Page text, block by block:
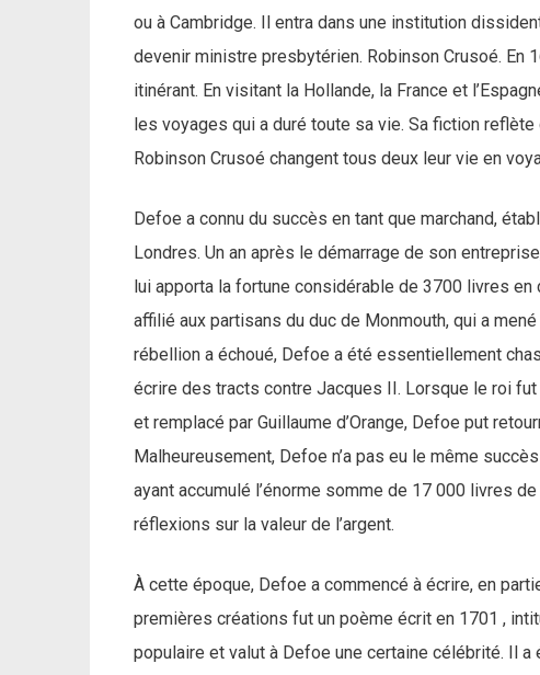
ou à Cambridge. Il entra dans une institution
devenir ministre presbytérien. Robinson Crusoé. En
itinérant. En visitant la Hollande, la France et
les voyages qui a duré toute sa vie. Sa fiction
Robinson Crusoé changent tous deux leur vie en
Defoe a connu du succès en tant que marchand,
Londres. Un an après le démarrage de son
lui apporta la fortune considérable de 3700 livres
affilié aux partisans du duc de Monmouth, qui a
rébellion a échoué, Defoe a été essentiellement
écrire des tracts contre Jacques II. Lorsque le roi
et remplacé par Guillaume d’Orange, Defoe put
Malheureusement, Defoe n’a pas eu le même
ayant accumulé l’énorme somme de 17 000 livres
réflexions sur la valeur de l’argent.
À cette époque, Defoe a commencé à écrire, en
premières créations fut un poème écrit en 1701 ,
populaire et valut à Defoe une certaine célébrité. Il